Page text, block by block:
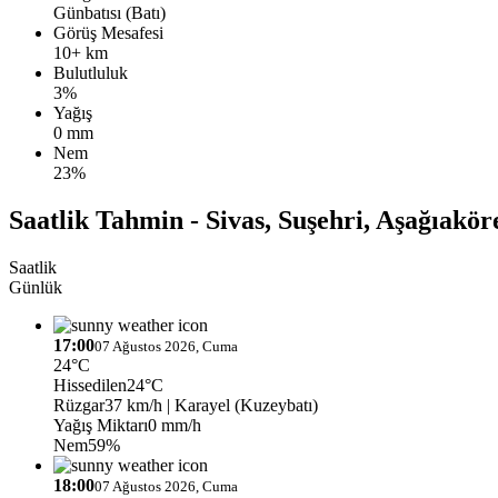
Günbatısı (Batı)
Görüş Mesafesi
10+ km
Bulutluluk
3%
Yağış
0 mm
Nem
23%
Saatlik Tahmin - Sivas, Suşehri,
Saatlik
Günlük
17:0007 Ağustos 2026, Cuma
24°C
Hissedilen24°C
Rüzgar37 km/h | Karayel (Kuzeybatı)
Yağış Miktarı0 mm/h
Nem59%
18:0007 Ağustos 2026, Cuma